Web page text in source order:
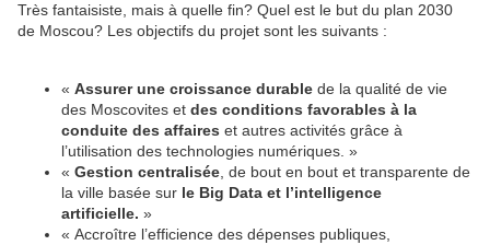
Très fantaisiste, mais à quelle fin? Quel est le but du plan 2030
de Moscou? Les objectifs du projet sont les suivants :
« Assurer une croissance durable de la qualité de vie
des Moscovites et des conditions favorables à la
conduite des affaires et autres activités grâce à
l’utilisation des technologies numériques. »
« Gestion centralisée , de bout en bout et transparente de
la ville basée sur le Big Data et l’intelligence
artificielle. »
« Accroître l’efficience des dépenses publiques,